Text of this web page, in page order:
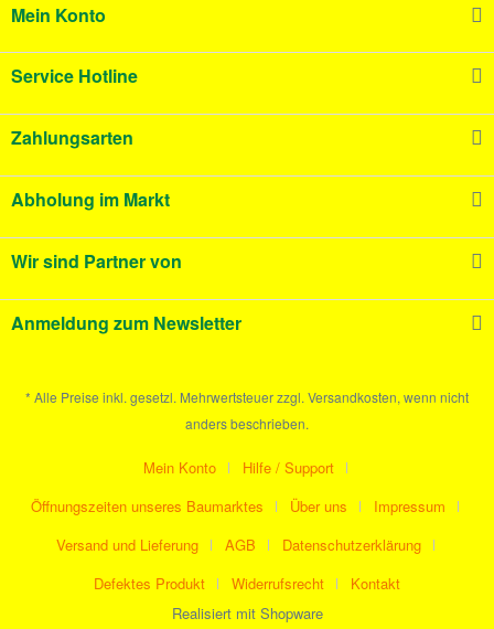
Mein Konto
Service Hotline
Zahlungsarten
Abholung im Markt
Wir sind Partner von
Anmeldung zum Newsletter
* Alle Preise inkl. gesetzl. Mehrwertsteuer zzgl. Versandkosten, wenn nicht
anders beschrieben.
Mein Konto
Hilfe / Support
Öffnungszeiten unseres Baumarktes
Über uns
Impressum
Versand und Lieferung
AGB
Datenschutzerklärung
Defektes Produkt
Widerrufsrecht
Kontakt
Realisiert mit Shopware